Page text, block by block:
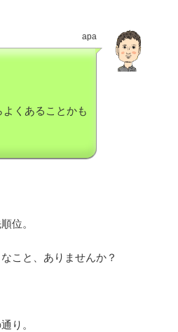
apa
くあることかも
位。
こと、ありませんか？
り。